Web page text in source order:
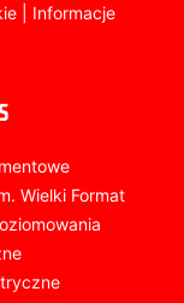
Informacje
Wielki Format